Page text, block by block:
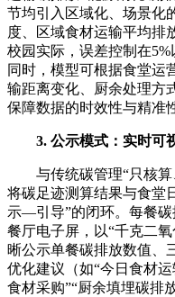
节均引入区域化、场景化
度、区域食材运输平均排
校园实际，误差控制在5%
同时，模型可根据食堂运
输距离变化、厨余处理方
保障数据的时效性与精准
3. 公示模式：实时可
与传统碳管理“只核
将碳足迹测算结果与食堂
示—引导”的闭环。每餐
餐厅电子屏，以“千克二
晰公示单餐碳排放数值、
优化建议（如“今日食材
食材采购”“厨余填埋碳排